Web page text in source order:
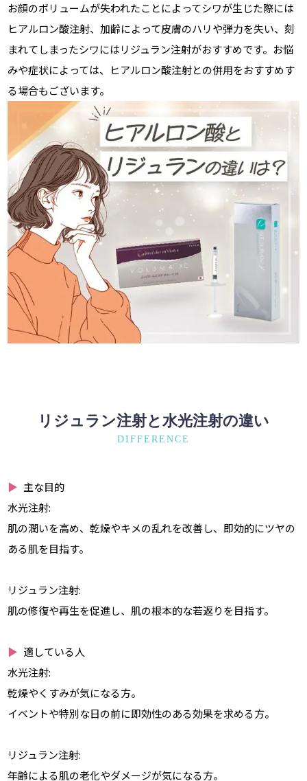
お顔のボリュームが失われたことによってシワが生じた際には
ヒアルロン酸注射、加齢によって皮膚のハリや弾力を失い、刻
まれてしまったシワにはリジュラン注射がおすすめです。お悩
みや症状によっては、ヒアルロン酸注射との併用をおすすめす
る場合もございます。
リジュラン注射と水光注射の違い
DIFFERENCE
▶ 主な目的
水光注射:
肌の潤いを高め、乾燥やキメの乱れを改善し、即効的にツヤの
ある肌を目指す。
リジュラン注射:
肌の修復や再生を促進し、肌の根本的な若返りを目指す。
▶ 適している人
水光注射:
乾燥やくすみが気になる方。
イベントや特別な日の前に即効性のある効果を求める方。
リジュラン注射:
年齢による肌の老化やダメージが気になる方。